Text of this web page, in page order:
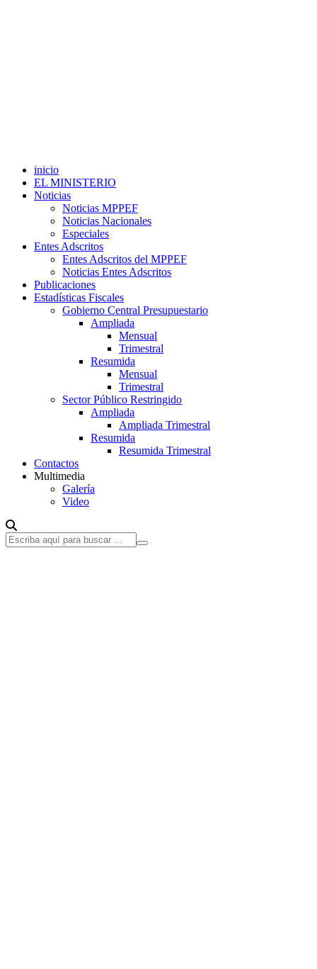
inicio
EL MINISTERIO
Noticias
Noticias MPPEF
Noticias Nacionales
Especiales
Entes Adscritos
Entes Adscritos del MPPEF
Noticias Entes Adscritos
Publicaciones
Estadísticas Fiscales
Gobierno Central Presupuestario
Ampliada
Mensual
Trimestral
Resumida
Mensual
Trimestral
Sector Público Restringido
Ampliada
Ampliada Trimestral
Resumida
Resumida Trimestral
Contactos
Multimedia
Galería
Video